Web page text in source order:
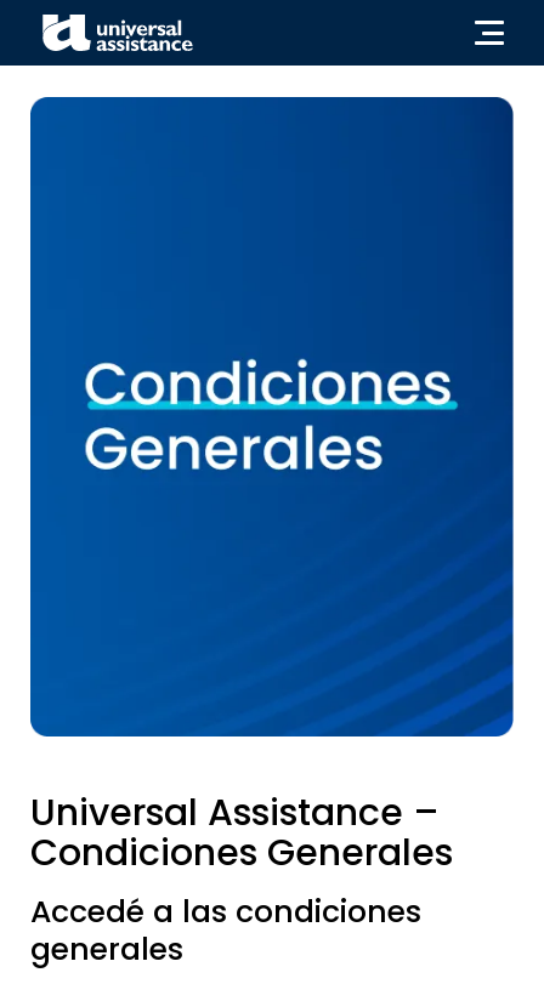
Universal Assistance –
Condiciones Generales
Accedé a las condiciones
generales